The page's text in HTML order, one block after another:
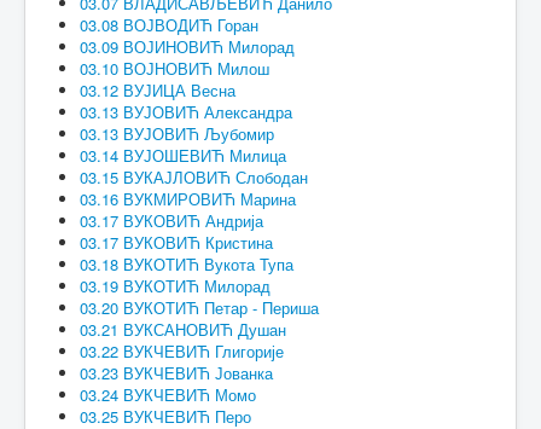
03.08 ВОЈВОДИЋ Горан
03.09 ВОЈИНОВИЋ Милорад
03.10 ВОЈНОВИЋ Милош
03.12 ВУЈИЦА Весна
03.13 ВУЈОВИЋ Александра
03.13 ВУЈОВИЋ Љубомир
03.14 ВУЈОШЕВИЋ Милица
03.15 ВУКАЈЛОВИЋ Слободан
03.16 ВУКМИРОВИЋ Марина
03.17 ВУКОВИЋ Андрија
03.17 ВУКОВИЋ Кристина
03.18 ВУКОТИЋ Вукота Тупа
03.19 ВУКОТИЋ Милорад
03.20 ВУКОТИЋ Петар - Периша
03.21 ВУКСАНОВИЋ Душан
03.22 ВУКЧЕВИЋ Глигорије
03.23 ВУКЧЕВИЋ Јованка
03.24 ВУКЧЕВИЋ Момо
03.25 ВУКЧЕВИЋ Перо